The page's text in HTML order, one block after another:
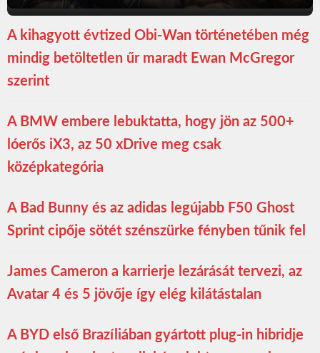
A kihagyott évtized Obi-Wan történetében még
mindig betöltetlen űr maradt Ewan McGregor
szerint
A BMW embere lebuktatta, hogy jön az 500+
lóerős iX3, az 50 xDrive meg csak
középkategória
A Bad Bunny és az adidas legújabb F50 Ghost
Sprint cipője sötét szénszürke fényben tűnik fel
James Cameron a karrierje lezárását tervezi, az
Avatar 4 és 5 jövője így elég kilátástalan
A BYD első Brazíliában gyártott plug-in hibridje